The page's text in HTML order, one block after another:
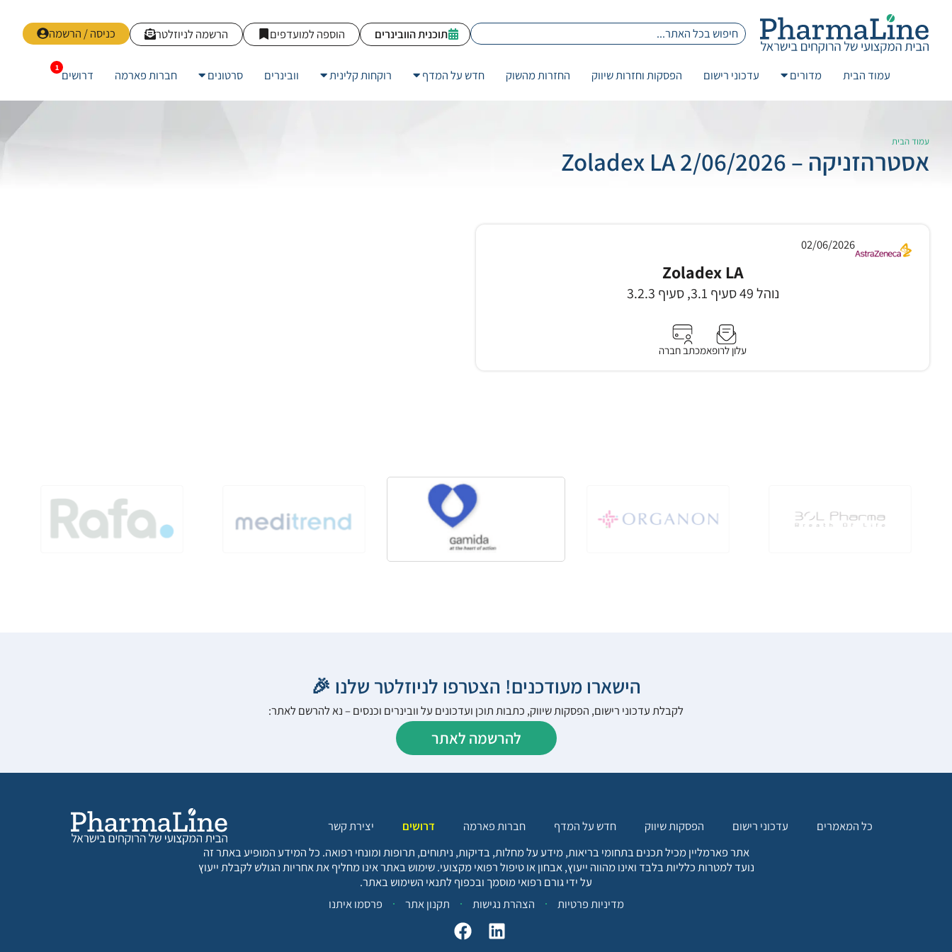
כניסה / הרשמה הרשמה לניוזלטר הוספה למועדפים תוכנית הוובינרים
עמוד הבית מדורים עדכוני רישום הפסקות וחזרות שיווק החזרות מהשוק חדש על המדף רוקחות קלינית וובינרים סרטונים חברות פארמה דרושים
עמוד הבית
אסטרהזניקה – Zoladex LA 2/06/2026
02/06/2026
Zoladex LA
נוהל 49 סעיף 3.1, סעיף 3.2.3
עלון לרופאמכתב חברה
הישארו מעודכנים! הצטרפו לניוזלטר שלנו 🎉
לקבלת עדכוני רישום, הפסקות שיווק, כתבות תוכן ועדכונים על וובינרים וכנסים – נא להרשם לאתר:
להרשמה לאתר
כל המאמרים עדכוני רישום הפסקות שיווק חדש על המדף חברות פארמה דרושים
יצירת קשר
אתר פארמליין מכיל תכנים בתחומי בריאות, מידע על מחלות, בדיקות, ניתוחים, תרופות ומונחי רפואה. כל המידע המופיע באתר זה
נועד למטרות כלליות בלבד ואינו מהווה ייעוץ, אבחון או טיפול רפואי מקצועי. שימוש באתר אינו מחליף את אחריות הגולש לקבלת ייעוץ
על ידי גורם רפואי מוסמך ובכפוף לתנאי השימוש באתר.
מדיניות פרטיות
הצהרת נגישות תקנון אתר פרסמו איתנו